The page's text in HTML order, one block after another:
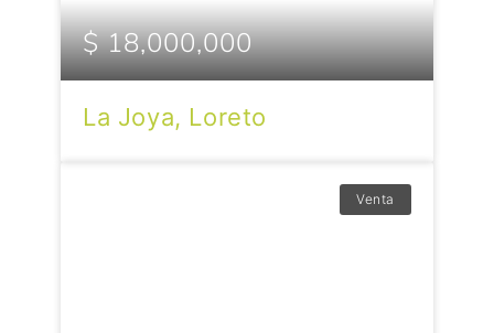
$ 18,000,000
La Joya, Loreto
Venta